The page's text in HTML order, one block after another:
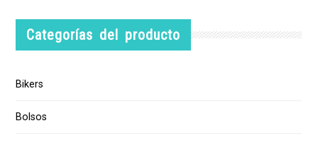
Categorías del producto
Bikers
Bolsos